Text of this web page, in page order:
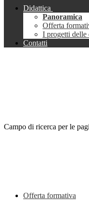
Didattica
Panoramica
Offerta
I progetti delle
Contatti
Campo di ricerca per le
Offerta formativa